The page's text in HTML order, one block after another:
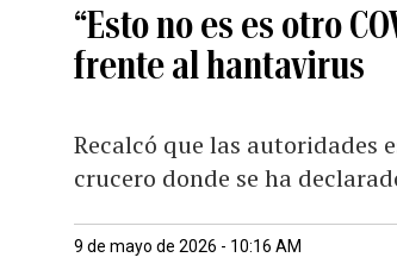
“Esto no es es otro
frente al hantavirus
Recalcó que las autoridades
crucero donde se ha
9 de mayo de 2026 - 10:16 AM